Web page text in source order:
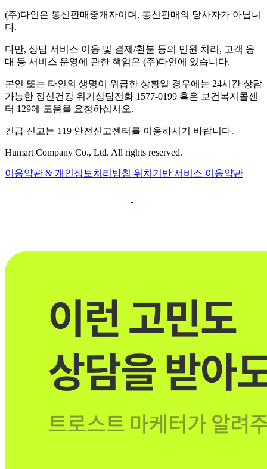
(주)다인은 통신판매중개자이며, 통신판매의 당사자가 아닙니
다.
다만, 상담 서비스 이용 및 결제/환불 등의 민원 처리, 고객 응
대 등 서비스 운영에 관한 책임은 (주)다인에 있습니다.
본인 또는 타인의 생명이 위급한 상황일 경우에는 24시간 상담
가능한 정신건강 위기상담전화 1577-0199 혹은 보건복지콜센
터 129에 도움을 요청하십시오.
긴급 신고는 119 안전신고센터를 이용하시기 바랍니다.
Humart Company Co., Ltd. All rights reserved.
이용약관 & 개인정보처리방침 위치기반 서비스 이용약관